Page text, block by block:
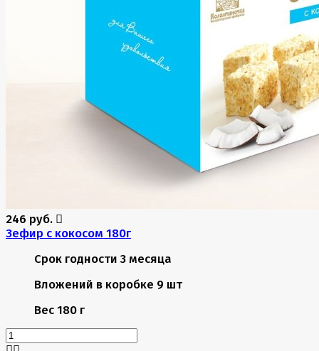
246 руб.
Зефир с кокосом 180г
Срок годности 3 месяца
Вложений в коробке 9 шт
Вес 180 г